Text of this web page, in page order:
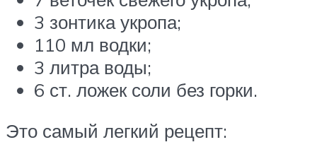
3 зонтика укропа;
110 мл водки;
3 литра воды;
6 ст. ложек соли без горки.
Это самый легкий рецепт: